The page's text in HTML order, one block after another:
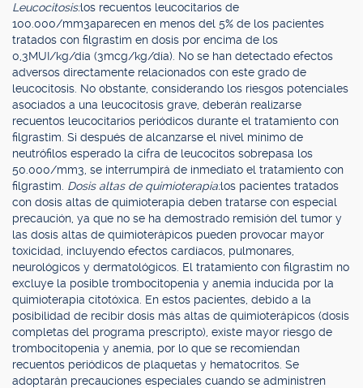
Leucocitosis:los recuentos leucocitarios de
100.000/mm3aparecen en menos del 5% de los pacientes
tratados con filgrastim en dosis por encima de los
0,3MUI/kg/día (3mcg/kg/día). No se han detectado efectos
adversos directamente relacionados con este grado de
leucocitosis. No obstante, considerando los riesgos potenciales
asociados a una leucocitosis grave, deberán realizarse
recuentos leucocitarios periódicos durante el tratamiento con
filgrastim. Si después de alcanzarse el nivel mínimo de
neutrófilos esperado la cifra de leucocitos sobrepasa los
50.000/mm3, se interrumpirá de inmediato el tratamiento con
filgrastim. Dosis altas de quimioterapia:los pacientes tratados
con dosis altas de quimioterapia deben tratarse con especial
precaución, ya que no se ha demostrado remisión del tumor y
las dosis altas de quimioterápicos pueden provocar mayor
toxicidad, incluyendo efectos cardíacos, pulmonares,
neurológicos y dermatológicos. El tratamiento con filgrastim no
excluye la posible trombocitopenia y anemia inducida por la
quimioterapia citotóxica. En estos pacientes, debido a la
posibilidad de recibir dosis más altas de quimioterápicos (dosis
completas del programa prescripto), existe mayor riesgo de
trombocitopenia y anemia, por lo que se recomiendan
recuentos periódicos de plaquetas y hematocritos. Se
adoptarán precauciones especiales cuando se administren